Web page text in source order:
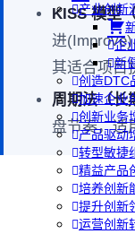
产业创新
企
新
创造DTC
加速企业
创新业务
产品驱动
转型敏捷
精益产品
培养创新
提升创新
运营创新
KISS 模型
进
其适合项目
周期法（长
盘节奏，适